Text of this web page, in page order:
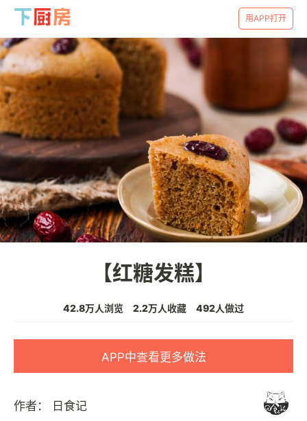
用APP打开
【红糖发糕】
42.8万人浏览 2.2万人收藏 492人做过
APP中查看更多做法
作者： 日食记